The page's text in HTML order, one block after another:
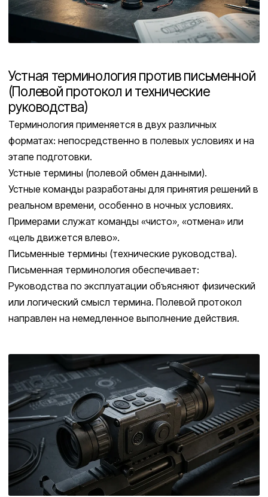
Устная терминология против письменной
(Полевой протокол и технические
руководства)
Терминология применяется в двух различных
форматах: непосредственно в полевых условиях и на
этапе подготовки.
Устные термины (полевой обмен данными).
Устные команды разработаны для принятия решений в
реальном времени, особенно в ночных условиях.
Примерами служат команды «чисто», «отмена» или
«цель движется влево».
Письменные термины (технические руководства).
Письменная терминология обеспечивает:
Руководства по эксплуатации объясняют физический
или логический смысл термина. Полевой протокол
направлен на немедленное выполнение действия.